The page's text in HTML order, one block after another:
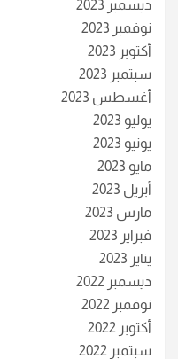
ديسمبر 2023
نوفمبر 2023
أكتوبر 2023
سبتمبر 2023
أغسطس 2023
يوليو 2023
يونيو 2023
مايو 2023
أبريل 2023
مارس 2023
فبراير 2023
يناير 2023
ديسمبر 2022
نوفمبر 2022
أكتوبر 2022
سبتمبر 2022